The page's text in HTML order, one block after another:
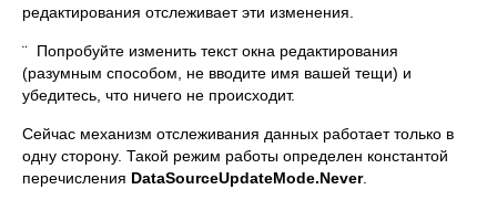
редактирования отслеживает эти изменения.
¨ Попробуйте изменить текст окна редактирования
(разумным способом, не вводите имя вашей тещи) и
убедитесь, что ничего не происходит.
Сейчас механизм отслеживания данных работает только в
одну сторону. Такой режим работы определен константой
перечисления DataSourceUpdateMode.Never.